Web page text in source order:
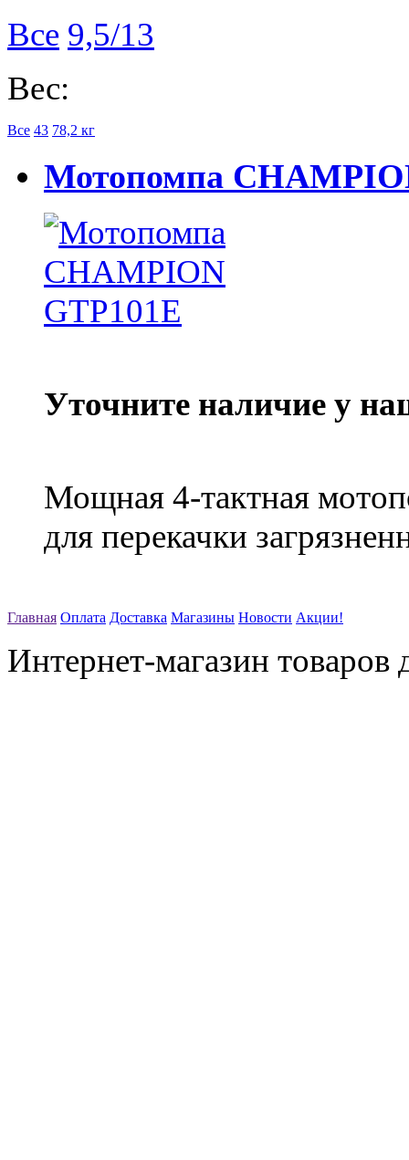
Все 9,5/13
Вес:
Все 43 78,2 кг
Мотопомпа
Уточните наличие у
Мощная 4-тактная
для перекачки
Главная Оплата Доставка Магазины Новости Акции!
Интернет-магазин